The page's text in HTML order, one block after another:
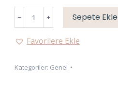
KULLANIMLI
KOLYE
Sepete Ekle
Favorilere Ekle
Kategoriler: Genel